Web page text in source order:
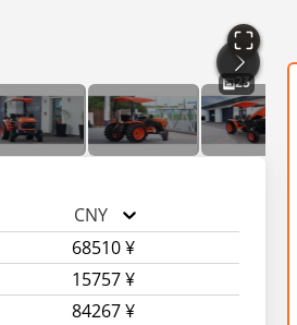
23
CNY
68510 ¥
15757 ¥
84267 ¥